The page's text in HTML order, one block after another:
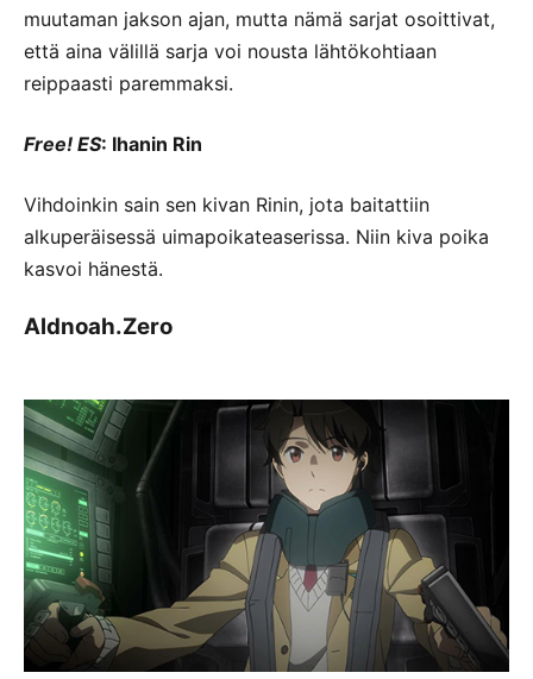
muutaman jakson ajan, mutta nämä sarjat osoittivat,
että aina välillä sarja voi nousta lähtökohtiaan
reippaasti paremmaksi.
Free! ES: Ihanin Rin
Vihdoinkin sain sen kivan Rinin, jota baitattiin
alkuperäisessä uimapoikateaserissa. Niin kiva poika
kasvoi hänestä.
Aldnoah.Zero